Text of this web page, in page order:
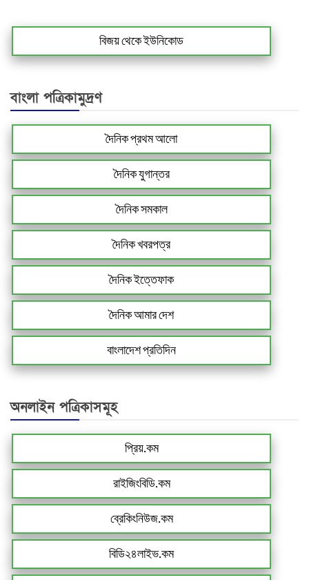
বিজয় থেকে ইউনিকোড
বাংলা পত্রিকামুদ্রণ
দৈনিক প্রথম আলো
দৈনিক যুগান্তর
দৈনিক সমকাল
দৈনিক খবরপত্র
দৈনিক ইত্তেফাক
দৈনিক আমার দেশ
বাংলাদেশ প্রতিদিন
অনলাইন পত্রিকাসমূহ
প্রিয়.কম
রাইজিংবিডি.কম
ব্রেকিংনিউজ.কম
বিডি২৪লাইভ.কম